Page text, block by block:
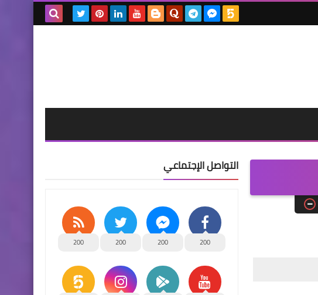
التواصل الإجتماعي
200
200
200
200